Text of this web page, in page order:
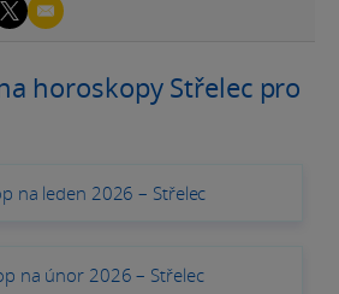
horoskopy Střelec pro
na leden 2026 – Střelec
na únor 2026 – Střelec